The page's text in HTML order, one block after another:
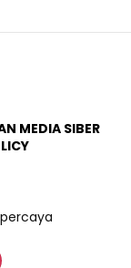
MEDIA SIBER